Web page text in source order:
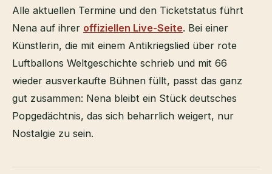
Alle aktuellen Termine und den Ticketstatus führt
Nena auf ihrer offiziellen Live-Seite. Bei einer
Künstlerin, die mit einem Antikriegslied über rote
Luftballons Weltgeschichte schrieb und mit 66
wieder ausverkaufte Bühnen füllt, passt das ganz
gut zusammen: Nena bleibt ein Stück deutsches
Popgedächtnis, das sich beharrlich weigert, nur
Nostalgie zu sein.